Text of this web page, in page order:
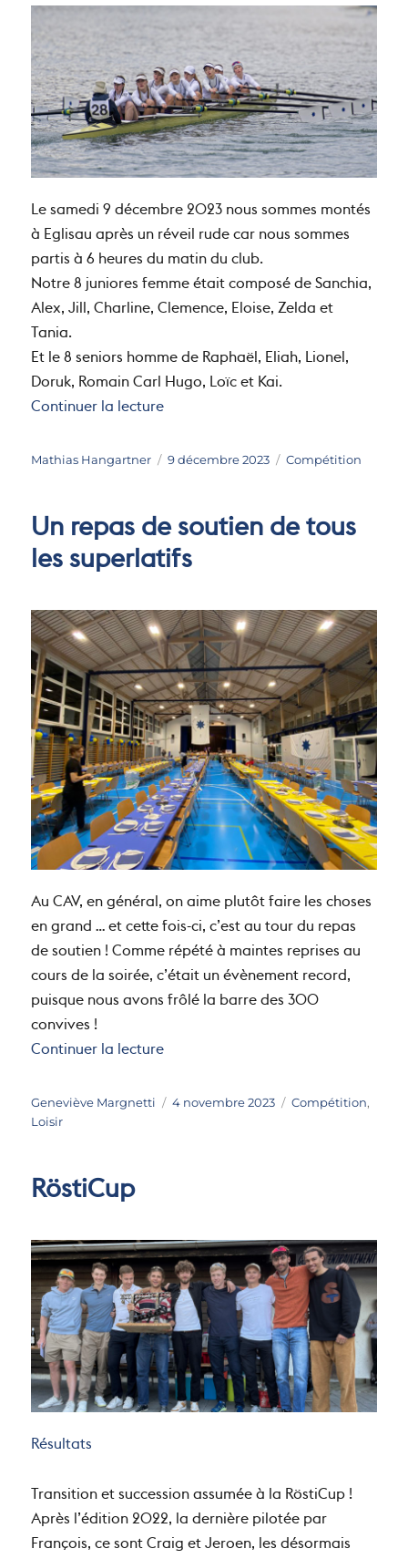
Le samedi 9 décembre 2023 nous sommes montés
à Eglisau après un réveil rude car nous sommes
partis à 6 heures du matin du club.
Notre 8 juniores femme était composé de Sanchia,
Alex, Jill, Charline, Clemence, Eloise, Zelda et
Tania.
Et le 8 seniors homme de Raphaël, Eliah, Lionel,
Doruk, Romain Carl Hugo, Loïc et Kai.
Continuer la lecturede « Régate d’Églisau »
Auteur
Mathias Hangartner
Publié
9 décembre 2023 Catégories
Compétition
Un repas de soutien de tous
les superlatifs
Au CAV, en général, on aime plutôt faire les choses
en grand … et cette fois-ci, c’est au tour du repas
de soutien ! Comme répété à maintes reprises au
cours de la soirée, c’était un évènement record,
puisque nous avons frôlé la barre des 300
convives !
Continuer la lecturede « Un repas de soutien de tous
Auteur
Geneviève Margnetti
Publié
4 novembre 2023 Catégories
Compétition,
Loisir
RöstiCup
Résultats
Transition et succession assumée à la RöstiCup !
Après l’édition 2022, la dernière pilotée par
François, ce sont Craig et Jeroen, les désormais